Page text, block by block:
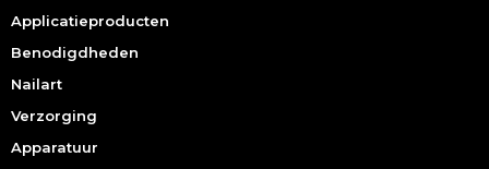
Applicatieproducten
Benodigdheden
Nailart
Verzorging
Apparatuur